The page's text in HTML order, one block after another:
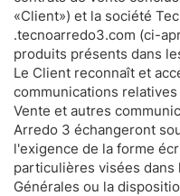
«Client») et la société
.tecnoarredo3.com (ci-
produits présents dans
Le Client reconnaît et
communications
Vente et autres
Arredo 3 échangeront
l'exigence de la forme
particulières visées
Générales ou la